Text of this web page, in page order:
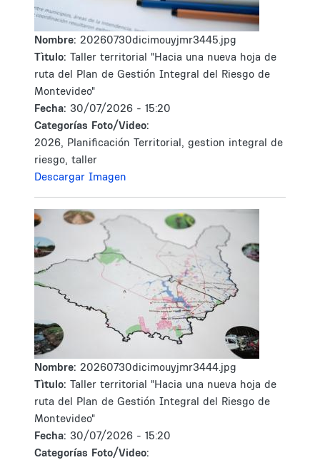
Nombre: 20260730dicimouyjmr3445.jpg
Tìtulo: Taller territorial "Hacia una nueva hoja de
ruta del Plan de Gestión Integral del Riesgo de
Montevideo"
Fecha: 30/07/2026 - 15:20
Categorías Foto/Video:
2026, Planificación Territorial, gestion integral de
riesgo, taller
Descargar Imagen
Nombre: 20260730dicimouyjmr3444.jpg
Tìtulo: Taller territorial "Hacia una nueva hoja de
ruta del Plan de Gestión Integral del Riesgo de
Montevideo"
Fecha: 30/07/2026 - 15:20
Categorías Foto/Video: